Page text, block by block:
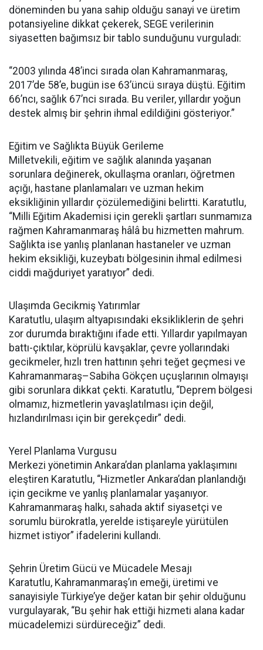
döneminden bu yana sahip olduğu sanayi ve üretim
potansiyeline dikkat çekerek, SEGE verilerinin
siyasetten bağımsız bir tablo sunduğunu vurguladı:
“2003 yılında 48’inci sırada olan Kahramanmaraş,
2017’de 58’e, bugün ise 63’üncü sıraya düştü. Eğitim
66’ncı, sağlık 67’nci sırada. Bu veriler, yıllardır yoğun
destek almış bir şehrin ihmal edildiğini gösteriyor.”
Eğitim ve Sağlıkta Büyük Gerileme
Milletvekili, eğitim ve sağlık alanında yaşanan
sorunlara değinerek, okullaşma oranları, öğretmen
açığı, hastane planlamaları ve uzman hekim
eksikliğinin yıllardır çözülemediğini belirtti. Karatutlu,
“Milli Eğitim Akademisi için gerekli şartları sunmamıza
rağmen Kahramanmaraş hâlâ bu hizmetten mahrum.
Sağlıkta ise yanlış planlanan hastaneler ve uzman
hekim eksikliği, kuzeybatı bölgesinin ihmal edilmesi
ciddi mağduriyet yaratıyor” dedi.
Ulaşımda Gecikmiş Yatırımlar
Karatutlu, ulaşım altyapısındaki eksikliklerin de şehri
zor durumda bıraktığını ifade etti. Yıllardır yapılmayan
battı-çıktılar, köprülü kavşaklar, çevre yollarındaki
gecikmeler, hızlı tren hattının şehri teğet geçmesi ve
Kahramanmaraş–Sabiha Gökçen uçuşlarının olmayışı
gibi sorunlara dikkat çekti. Karatutlu, “Deprem bölgesi
olmamız, hizmetlerin yavaşlatılması için değil,
hızlandırılması için bir gerekçedir” dedi.
Yerel Planlama Vurgusu
Merkezi yönetimin Ankara’dan planlama yaklaşımını
eleştiren Karatutlu, “Hizmetler Ankara’dan planlandığı
için gecikme ve yanlış planlamalar yaşanıyor.
Kahramanmaraş halkı, sahada aktif siyasetçi ve
sorumlu bürokratla, yerelde istişareyle yürütülen
hizmet istiyor” ifadelerini kullandı.
Şehrin Üretim Gücü ve Mücadele Mesajı
Karatutlu, Kahramanmaraş’ın emeği, üretimi ve
sanayisiyle Türkiye’ye değer katan bir şehir olduğunu
vurgulayarak, “Bu şehir hak ettiği hizmeti alana kadar
mücadelemizi sürdüreceğiz” dedi.